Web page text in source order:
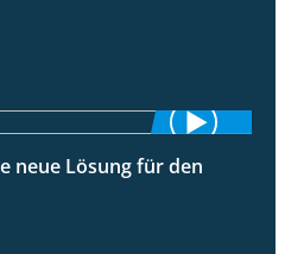
2:22
neue Lösung für den